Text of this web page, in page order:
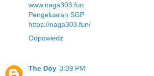
www.naga303.fun
Pengeluaran SGP
https://naga303.fun/
Odpowiedz
The Doy 3:39 PM